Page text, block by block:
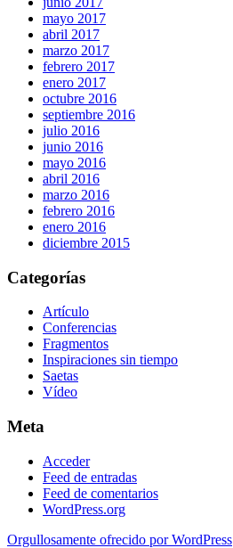
mayo 2017
abril 2017
marzo 2017
febrero 2017
enero 2017
octubre 2016
septiembre 2016
julio 2016
junio 2016
mayo 2016
abril 2016
marzo 2016
febrero 2016
enero 2016
diciembre 2015
Categorías
Artículo
Conferencias
Fragmentos
Inspiraciones sin tiempo
Saetas
Vídeo
Meta
Acceder
Feed de entradas
Feed de comentarios
WordPress.org
Orgullosamente ofrecido por WordPress